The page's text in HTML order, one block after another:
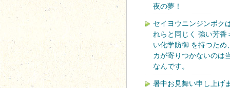
夜の夢！
セイヨウニンジンボク
れらと同じく 強い芳香
い化学防御 を持つため
カが寄りつかないのは
なんです。
暑中お見舞い申し上げま